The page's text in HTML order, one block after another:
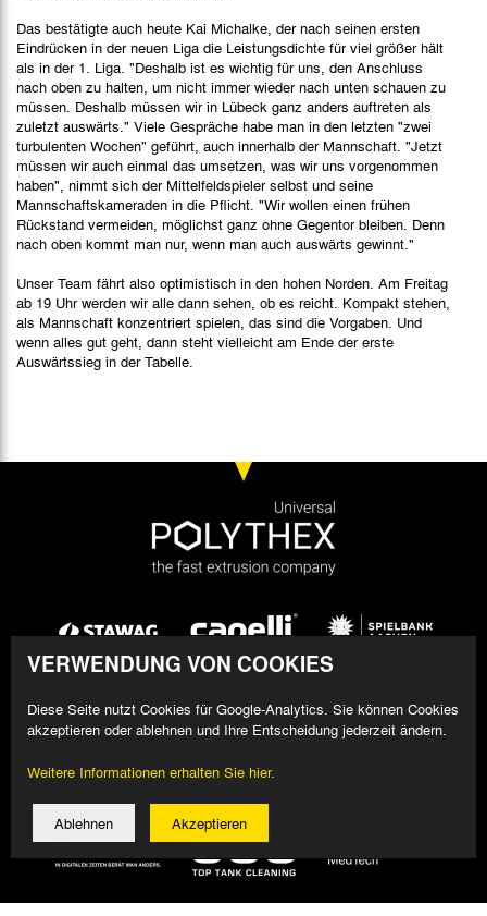
Das bestätigte auch heute Kai Michalke, der nach seinen ersten
Eindrücken in der neuen Liga die Leistungsdichte für viel größer hält
als in der 1. Liga. "Deshalb ist es wichtig für uns, den Anschluss
nach oben zu halten, um nicht immer wieder nach unten schauen zu
müssen. Deshalb müssen wir in Lübeck ganz anders auftreten als
zuletzt auswärts." Viele Gespräche habe man in den letzten "zwei
turbulenten Wochen" geführt, auch innerhalb der Mannschaft. "Jetzt
müssen wir auch einmal das umsetzen, was wir uns vorgenommen
haben", nimmt sich der Mittelfeldspieler selbst und seine
Mannschaftskameraden in die Pflicht. "Wir wollen einen frühen
Rückstand vermeiden, möglichst ganz ohne Gegentor bleiben. Denn
nach oben kommt man nur, wenn man auch auswärts gewinnt."
Unser Team fährt also optimistisch in den hohen Norden. Am Freitag
ab 19 Uhr werden wir alle dann sehen, ob es reicht. Kompakt stehen,
als Mannschaft konzentriert spielen, das sind die Vorgaben. Und
wenn alles gut geht, dann steht vielleicht am Ende der erste
Auswärtssieg in der Tabelle.
VERWENDUNG VON COOKIES
Diese Seite nutzt Cookies für Google-Analytics. Sie können Cookies
akzeptieren oder ablehnen und Ihre Entscheidung jederzeit ändern.
Weitere Informationen erhalten Sie hier.
Ablehnen Akzeptieren